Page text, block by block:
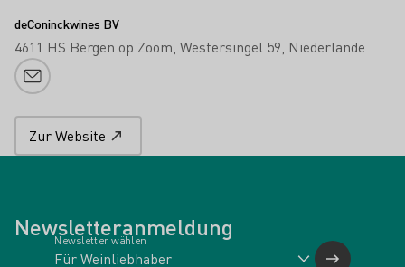
deConinckwines BV
4611 HS Bergen op Zoom Westersingel 59 Niederlande
E-Mail-Adresse
Zur Website
Newsletteranmeldung
Newsletter wählen